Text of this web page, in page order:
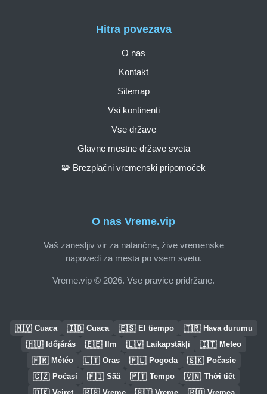
O nas Vreme.vip
Vaš zanesljiv vir za natančne, žive vremenske
napovedi za mesta po vsem svetu.
Vreme.vip © 2026. Vse pravice pridržane.
Hitra povezava
O nas
Kontakt
Sitemap
Vsi kontinenti
Vse države
Glavne mestne države sveta
🧩 Brezplačni vremenski pripomoček
🇲🇾 Cuaca 🇮🇩 Cuaca 🇪🇸 El tiempo 🇹🇷 Hava durumu
🇭🇺 Időjárás 🇪🇪 Ilm 🇱🇻 Laikapstākļi 🇮🇹 Meteo
🇫🇷 Météo 🇱🇹 Oras 🇵🇱 Pogoda 🇸🇰 Počasie
🇨🇿 Počasí 🇫🇮 Sää 🇵🇹 Tempo 🇻🇳 Thời tiết